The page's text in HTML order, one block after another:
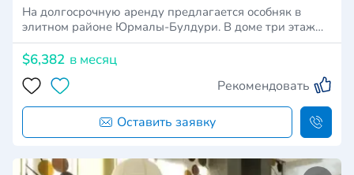
На долгосрочную аренду предлагается особняк в
элитном районе Юрмалы-Булдури. В доме три этаж…
$6,382 в месяц
Рекомендовать
Оставить заявку